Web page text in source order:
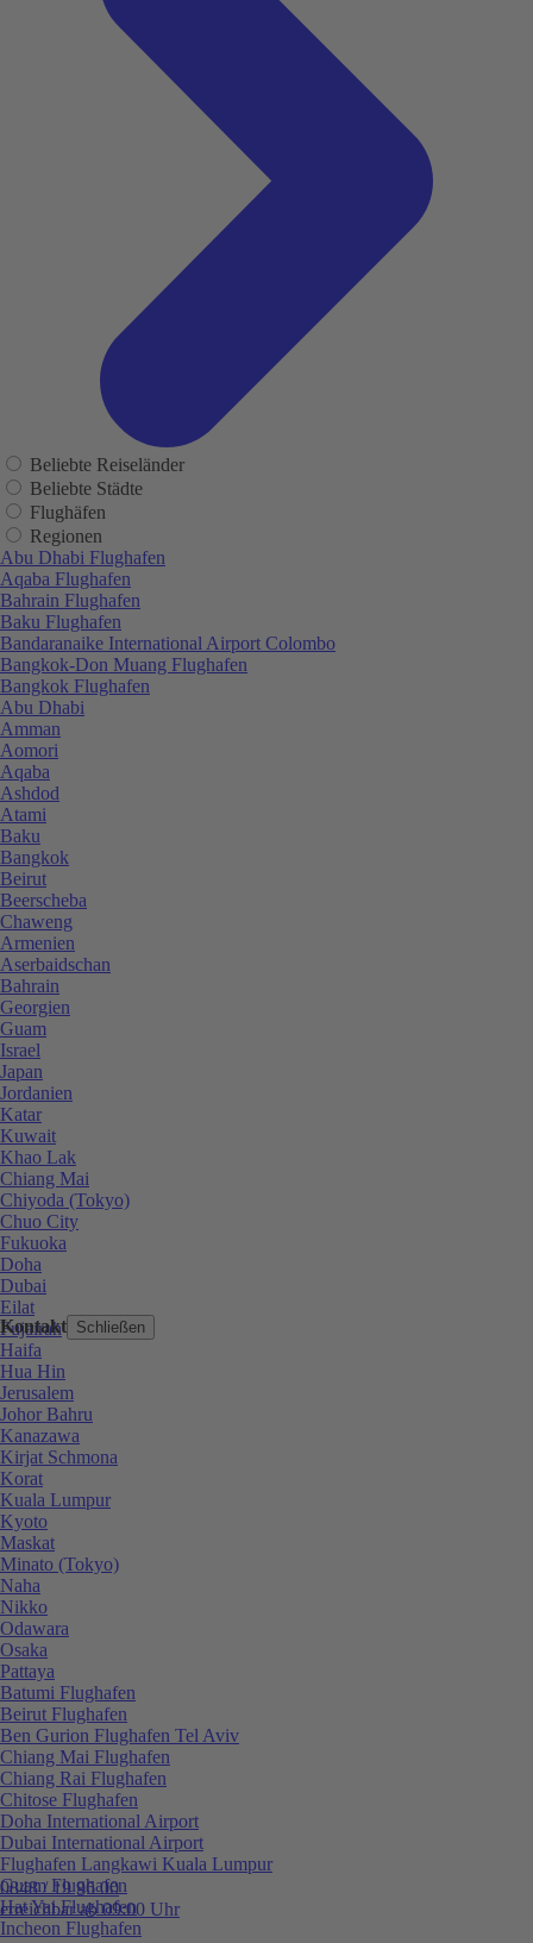
Kontakt Schließen
0848 / 19 96 00
erreichbar ab 09:00 Uhr
Beliebte Reiseländer
Beliebte Städte
Flughäfen
Regionen
Abu Dhabi Flughafen
Aqaba Flughafen
Bahrain Flughafen
Baku Flughafen
Bandaranaike International Airport Colombo
Bangkok-Don Muang Flughafen
Bangkok Flughafen
Abu Dhabi
Amman
Aomori
Aqaba
Ashdod
Atami
Baku
Bangkok
Beirut
Beerscheba
Chaweng
Armenien
Aserbaidschan
Bahrain
Georgien
Guam
Israel
Japan
Jordanien
Katar
Kuwait
Khao Lak
Chiang Mai
Chiyoda (Tokyo)
Chuo City
Fukuoka
Doha
Dubai
Eilat
Fujairah
Haifa
Hua Hin
Jerusalem
Johor Bahru
Kanazawa
Kirjat Schmona
Korat
Kuala Lumpur
Kyoto
Maskat
Minato (Tokyo)
Naha
Nikko
Odawara
Osaka
Pattaya
Batumi Flughafen
Beirut Flughafen
Ben Gurion Flughafen Tel Aviv
Chiang Mai Flughafen
Chiang Rai Flughafen
Chitose Flughafen
Doha International Airport
Dubai International Airport
Flughafen Langkawi Kuala Lumpur
Guam Flughafen
Hat Yai Flughafen
Incheon Flughafen